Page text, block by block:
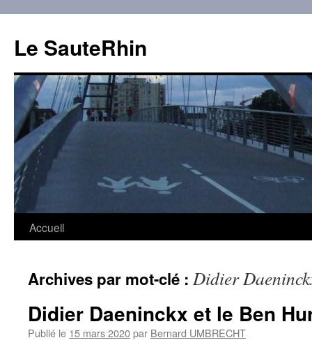
contenu
Le SauteRhin
Accueil
Archives par mot-clé : Didier
Didier Daeninckx et le Ben
Publié le 15 mars 2020par Bernard UMBRECHT